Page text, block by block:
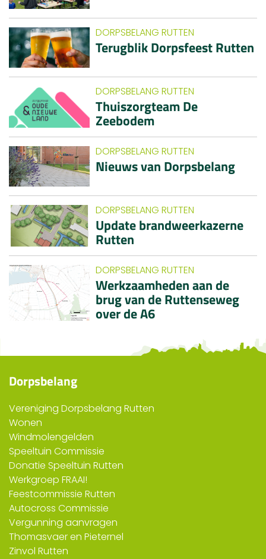
DORPSBELANG RUTTEN
Terugblik Dorpsfeest Rutten
DORPSBELANG RUTTEN
Thuiszorgteam De
Zeebodem
DORPSBELANG RUTTEN
Nieuws van Dorpsbelang
DORPSBELANG RUTTEN
Update brandweerkazerne
Rutten
DORPSBELANG RUTTEN
Werkzaamheden aan de
brug van de Ruttenseweg
over de A6
Dorpsbelang
Vereniging Dorpsbelang Rutten
Wonen
Windmolengelden
Speeltuin Commissie
Donatie Speeltuin Rutten
Werkgroep FRAAI!
Feestcommissie Rutten
Autocross Commissie
Vergunning aanvragen
Thomasvaer en Pieternel
Zinvol Rutten